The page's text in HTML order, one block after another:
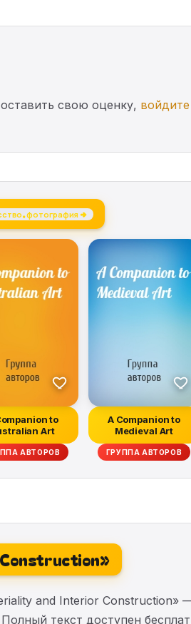
свою оценку, войдите
фотография →
to
Art
АВТОРОВ
A Companion to
Medieval Art
ГРУППА АВТОРОВ
and Interior Construction»
Полный текст доступен